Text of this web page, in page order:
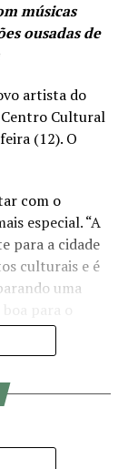
músicas
ousadas de
artista do
Centro Cultural
(12). O
com o
especial. “A
para a cidade
culturais e é
uma
“Beleza”
também dará